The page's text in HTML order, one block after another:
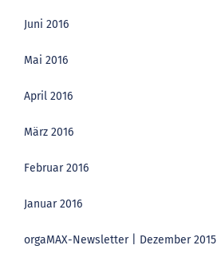
Juni 2016
Mai 2016
April 2016
März 2016
Februar 2016
Januar 2016
orgaMAX-Newsletter | Dezember 2015